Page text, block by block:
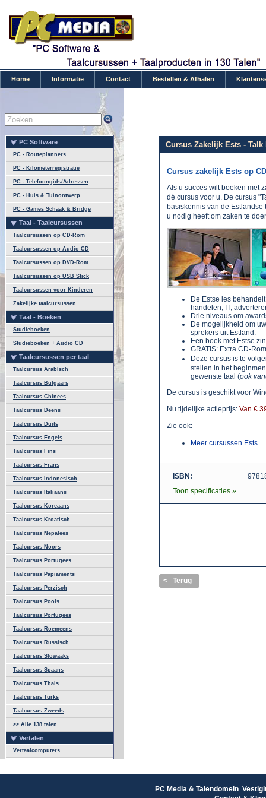
Home Informatie Contact Bestellen & Afhalen
PC Software
PC - Routeplanners
PC - Kilometerregistratie
PC - Telefoongids/Adressen
PC - Huis & Tuinontwerp
PC - Games Schaak & Bridge
Taal - Taalcursussen
Taalcursussen op CD-Rom
Taalcursussen op Audio CD
Taalcursussen op DVD-Rom
Taalcursussen op USB Stick
Taalcursussen voor Kinderen
Zakelijke taalcursussen
Taal - Boeken
Studieboeken
Studieboeken + Audio CD
Taalcursussen per taal
Taalcursus Arabisch
Taalcursus Bulgaars
Taalcursus Chinees
Taalcursus Deens
Taalcursus Duits
Taalcursus Engels
Taalcursus Fins
Taalcursus Frans
Taalcursus Indonesisch
Taalcursus Italiaans
Taalcursus Koreaans
Taalcursus Kroatisch
Taalcursus Nepalees
Taalcursus Noors
Taalcursus Portugees
Taalcursus Papiaments
Taalcursus Perzisch
Taalcursus Pools
Taalcursus Portugees
Taalcursus Roemeens
Taalcursus Russisch
Taalcursus Slowaaks
Taalcursus Spaans
Taalcursus Thais
Taalcursus Turks
Taalcursus Zweeds
>> Alle 138 talen
Vertalen
Vertaalcomputers
Cursus Zakelijk Ests - Talk
Cursus zakelijk Ests op
Als u succes wilt boeken met
dé cursus voor u. De cursus
basiskennis van de
u nodig heeft om zaken te
De Estse les
handelen, IT,
Drie niveaus om
De mogelijkheid om
sprekers uit Estland.
Een boek met Estse
GRATIS: Extra CD-
Deze cursus is te
stellen in het
gewenste taal (ook
De cursus is geschikt voor
Nu tijdelijke actieprijs: Van €
Zie ook:
Meer cursussen Ests
ISBN:
Toon specificaties »
< Terug
PC Media & Talendomein